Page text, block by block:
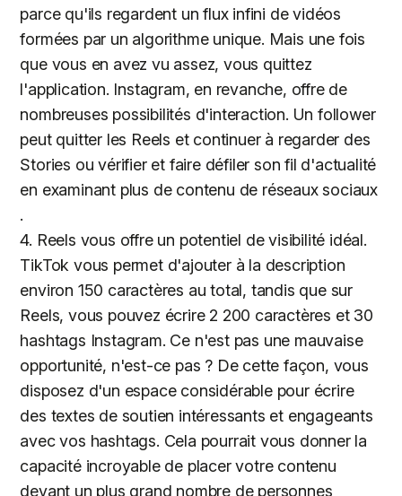
parce qu'ils regardent un flux infini de vidéos
formées par un algorithme unique. Mais une fois
que vous en avez vu assez, vous quittez
l'application. Instagram, en revanche, offre de
nombreuses possibilités d'interaction. Un follower
peut quitter les Reels et continuer à regarder des
Stories ou vérifier et faire défiler son fil d'actualité
en examinant plus de contenu de réseaux sociaux
.
4. Reels vous offre un potentiel de visibilité idéal.
TikTok vous permet d'ajouter à la description
environ 150 caractères au total, tandis que sur
Reels, vous pouvez écrire 2 200 caractères et 30
hashtags Instagram. Ce n'est pas une mauvaise
opportunité, n'est-ce pas ? De cette façon, vous
disposez d'un espace considérable pour écrire
des textes de soutien intéressants et engageants
avec vos hashtags. Cela pourrait vous donner la
capacité incroyable de placer votre contenu
devant un plus grand nombre de personnes